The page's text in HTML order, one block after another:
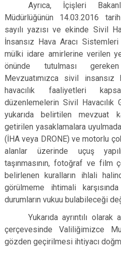
Ayrıca, İçişleri
Müdürlüğünün 14.03.2016
sayılı yazısı ve ekinde Sivil
İnsansız Hava Aracı Sistemleri
mülki idare amirlerine verilen
önünde tutulması gereken
Mevzuatımızca sivil insansız
havacılık faaliyetleri
düzenlemelerin Sivil Havacılık
yukarıda belirtilen mevzuat
getirilen yasaklamalara
(İHA veya DRONE) ve motorlu
alanlar üzerinde uçuş
taşınmasının, fotoğraf ve film
belirlenen kuralların ihlali
görülmeme ihtimali
durumların vukuu bulabileceği
Yukarıda ayrıntılı
çerçevesinde Valiliğimizce
gözden geçirilmesi ihtiyacı